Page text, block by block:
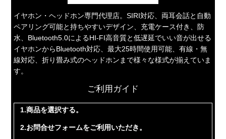
イヤホン・ヘッドホン専門代理店。SIRI対応、両耳会話と自動
ペアリング可能と持ちやすいデザイン、充電ケース付き、防
水、Bluetooth5.0によるHI-FI高音質と低遅延でいい音が出せる
イヤホンからBluetooth対応、最大25時間使用可能、有線・無
線対応、折り畳み式のヘッドホンまで様々な様式が揃えていま
す。
ご利用ガイド
1.商品を選択する。
2.お問合せフォームをご利用いただき。